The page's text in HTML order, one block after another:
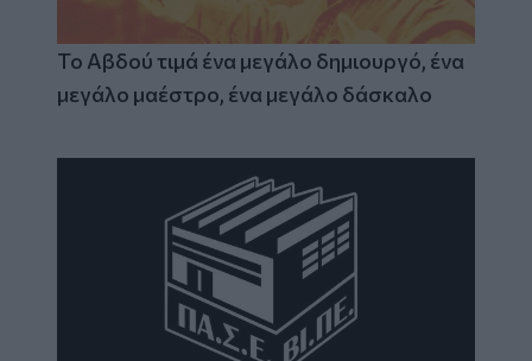
Το Αβδού τιμά ένα μεγάλο δημιουργό, ένα
μεγάλο μαέστρο, ένα μεγάλο δάσκαλο